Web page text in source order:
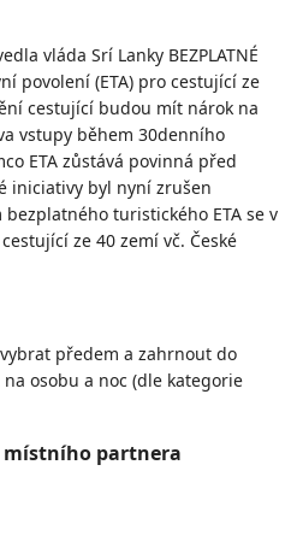
vláda Srí Lanky BEZPLATNÉ
povolení (ETA) pro cestující ze
cestující budou mít nárok na
vstupy během 30denního
ETA zůstává povinná před
iniciativy byl nyní zrušen
turistického ETA se v
ze 40 zemí vč. České
předem a zahrnout do
na osobu a noc (dle kategorie
místního partnera